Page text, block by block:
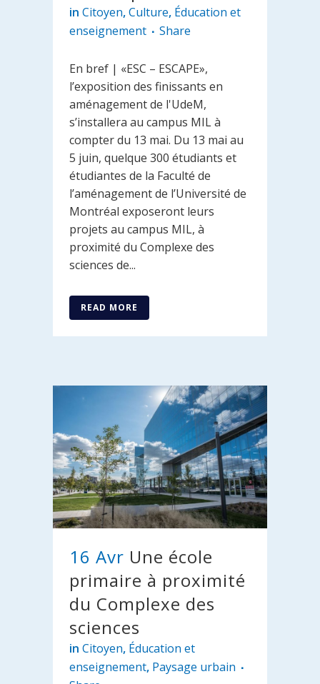
in Citoyen,Culture, Éducation et
enseignement
Share
En bref | «ESC – ESCAPE»,
l’exposition des finissants en
aménagement de l'UdeM,
s’installera au campus MIL à
compter du 13 mai. Du 13 mai au
5 juin, quelque 300 étudiants et
étudiantes de la Faculté de
l’aménagement de l’Université de
Montréal exposeront leurs
projets au campus MIL, à
proximité du Complexe des
sciences de...
READ MORE
16 Avr Une école
primaire à proximité
du Complexe des
sciences
in Citoyen, Éducation et
enseignement, Paysage urbain